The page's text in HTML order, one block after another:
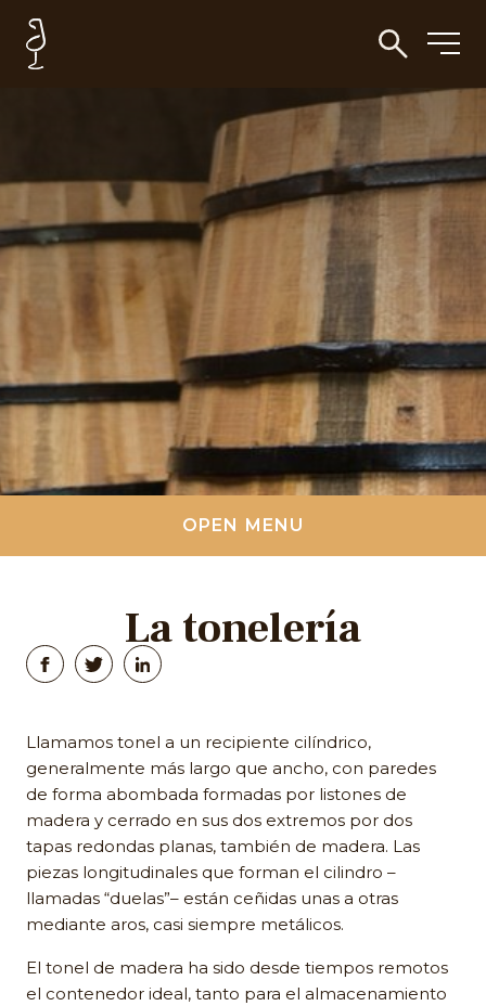
OPEN MENU
La tonelería
Llamamos tonel a un recipiente cilíndrico,
generalmente más largo que ancho, con paredes
de forma abombada formadas por listones de
madera y cerrado en sus dos extremos por dos
tapas redondas planas, también de madera. Las
piezas longitudinales que forman el cilindro –
llamadas “duelas”– están ceñidas unas a otras
mediante aros, casi siempre metálicos.
El tonel de madera ha sido desde tiempos remotos
el contenedor ideal, tanto para el almacenamiento